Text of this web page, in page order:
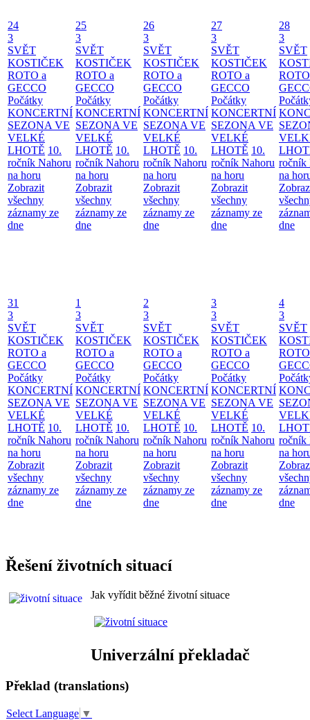
24
3
SVĚT
KOSTIČEK
ROTO a
GECCO
Počátky
KONCERTNÍ
SEZONA VE
VELKÉ
LHOTĚ 10.
ročník Nahoru
na horu
Zobrazit
všechny
záznamy ze
dne
25
3
SVĚT
KOSTIČEK
ROTO a
GECCO
Počátky
KONCERTNÍ
SEZONA VE
VELKÉ
LHOTĚ 10.
ročník Nahoru
na horu
Zobrazit
všechny
záznamy ze
dne
26
3
SVĚT
KOSTIČEK
ROTO a
GECCO
Počátky
KONCERTNÍ
SEZONA VE
VELKÉ
LHOTĚ 10.
ročník Nahoru
na horu
Zobrazit
všechny
záznamy ze
dne
27
3
SVĚT
KOSTIČEK
ROTO a
GECCO
Počátky
KONCERTNÍ
SEZONA VE
VELKÉ
LHOTĚ 10.
ročník Nahoru
na horu
Zobrazit
všechny
záznamy ze
dne
28
3
SVĚT
ročník
na
dne
31
3
SVĚT
KOSTIČEK
ROTO a
GECCO
Počátky
KONCERTNÍ
SEZONA VE
VELKÉ
LHOTĚ 10.
ročník Nahoru
na horu
Zobrazit
všechny
záznamy ze
dne
1
3
SVĚT
KOSTIČEK
ROTO a
GECCO
Počátky
KONCERTNÍ
SEZONA VE
VELKÉ
LHOTĚ 10.
ročník Nahoru
na horu
Zobrazit
všechny
záznamy ze
dne
2
3
SVĚT
KOSTIČEK
ROTO a
GECCO
Počátky
KONCERTNÍ
SEZONA VE
VELKÉ
LHOTĚ 10.
ročník Nahoru
na horu
Zobrazit
všechny
záznamy ze
dne
3
3
SVĚT
KOSTIČEK
ROTO a
GECCO
Počátky
KONCERTNÍ
SEZONA VE
VELKÉ
LHOTĚ 10.
ročník Nahoru
na horu
Zobrazit
všechny
záznamy ze
dne
4
3
SVĚT
ročník
na
dne
Řešení životních situací
Jak vyřídit běžné životní situace
Univerzální překladač
Překlad (translations)
Select Language ▼